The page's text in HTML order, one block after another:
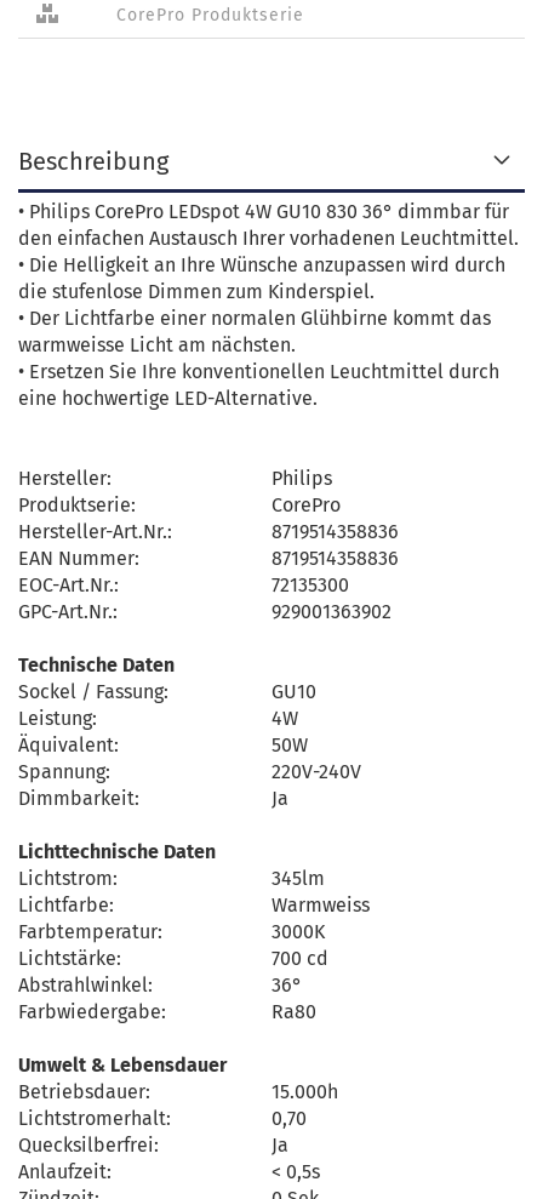
CorePro Produktserie
Beschreibung
• Philips CorePro LEDspot 4W GU10 830 36° dimmbar für
den einfachen Austausch Ihrer vorhadenen Leuchtmittel.
• Die Helligkeit an Ihre Wünsche anzupassen wird durch
die stufenlose Dimmen zum Kinderspiel.
• Der Lichtfarbe einer normalen Glühbirne kommt das
warmweisse Licht am nächsten.
• Ersetzen Sie Ihre konventionellen Leuchtmittel durch
eine hochwertige LED-Alternative.
Hersteller:
Philips
Produktserie:
CorePro
Hersteller-Art.Nr.:
8719514358836
EAN Nummer:
8719514358836
EOC-Art.Nr.:
72135300
GPC-Art.Nr.:
929001363902
Technische Daten
Sockel / Fassung:
GU10
Leistung:
4W
Äquivalent:
50W
Spannung:
220V-240V
Dimmbarkeit:
Ja
Lichttechnische Daten
Lichtstrom:
345lm
Lichtfarbe:
Warmweiss
Farbtemperatur:
3000K
Lichtstärke:
700 cd
Abstrahlwinkel:
36°
Farbwiedergabe:
Ra80
Umwelt & Lebensdauer
Betriebsdauer:
15.000h
Lichtstromerhalt:
0,70
Quecksilberfrei:
Ja
Anlaufzeit:
< 0,5s